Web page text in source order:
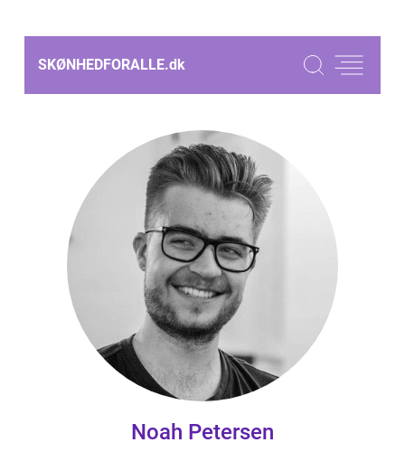
SKØNHEDFORALLE.dk
Noah Petersen